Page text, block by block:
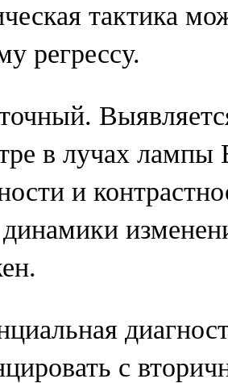
тактика
регрессу.
в лучах лампы
и
с